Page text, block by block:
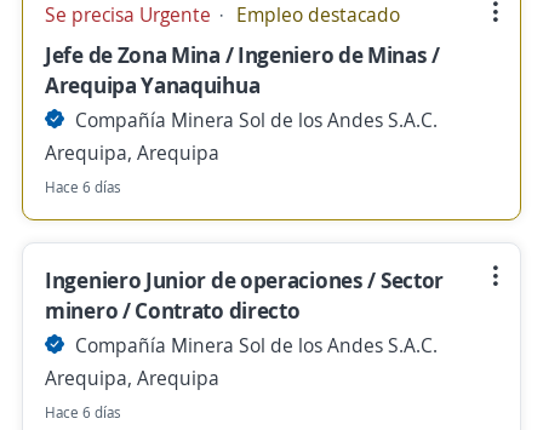
Se precisa Urgente Empleo destacado
Jefe de Zona Mina / Ingeniero de Minas /
Arequipa Yanaquihua
Compañía Minera Sol de los Andes S.A.C.
Arequipa, Arequipa
Hace 6 días
Ingeniero Junior de operaciones / Sector
minero / Contrato directo
Compañía Minera Sol de los Andes S.A.C.
Arequipa, Arequipa
Hace 6 días